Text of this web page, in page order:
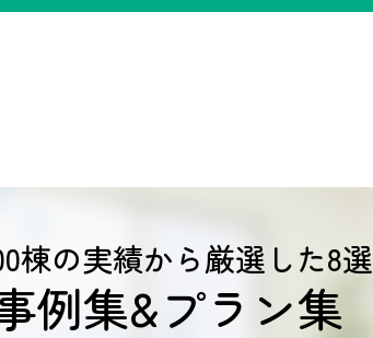
棟の実績から厳選した8選
例集&プラン集